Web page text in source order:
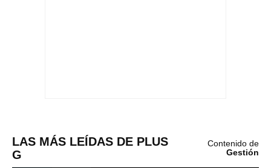
LAS MÁS LEÍDAS DE PLUS
G
Contenido de
Gestión